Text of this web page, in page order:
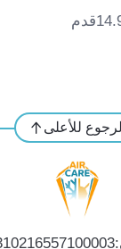
الرجوع للأعلى